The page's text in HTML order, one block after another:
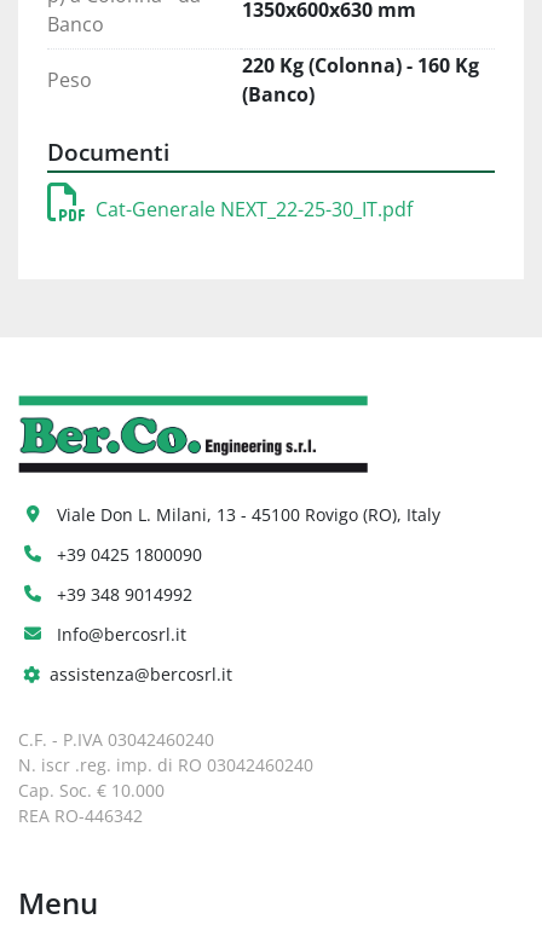
Banco
1350x600x630 mm
Peso
220 Kg (Colonna) - 160 Kg
(Banco)
Documenti
Cat-Generale NEXT_22-25-30_IT.pdf
Viale Don L. Milani, 13 - 45100 Rovigo (RO), Italy
+39 0425 1800090
+39 348 9014992
Info@bercosrl.it
assistenza@bercosrl.it
C.F. - P.IVA 03042460240
N. iscr .reg. imp. di RO 03042460240
Cap. Soc. € 10.000
REA RO-446342
Menu